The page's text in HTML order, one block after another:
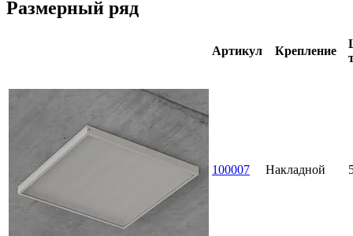
Размерный ряд
Артикул Крепление
100007 Накладной